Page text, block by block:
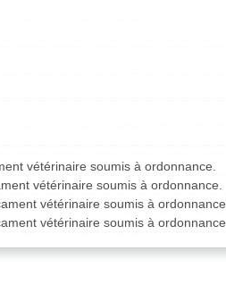
vétérinaire soumis à ordonnance.
vétérinaire soumis à ordonnance.
vétérinaire soumis à ordonnance.
vétérinaire soumis à ordonnance.